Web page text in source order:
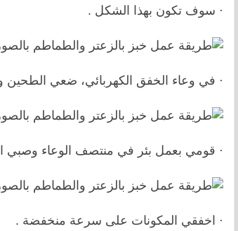
· سوف تكون بهذا الشكل .
· في وعاء الخفق الكهربائي، ضعي الطحين
· قومي بعمل بئر في منتصف الوعاء وصبي
· اخفقي المكونات على سرعة منخفضة .